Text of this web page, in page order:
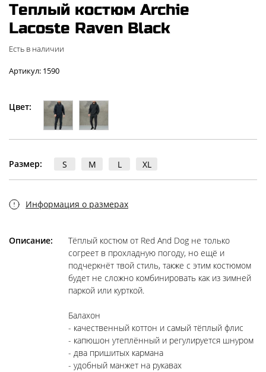
Теплый костюм Archie
Lacoste Raven Black
Есть в наличии
Артикул: 1590
Цвет:
Размер: S M L XL
Информация о размерах
Описание:
Тёплый костюм от Red And Dog не только
согреет в прохладную погоду, но ещё и
подчеркнёт твой стиль, также с этим костюмом
будет не сложно комбинировать как из зимней
паркой или курткой.
Балахон
- качественный коттон и самый тёплый флис
- капюшон утеплённый и регулируется шнуром
- два пришитых кармана
- удобный манжет на рукавах